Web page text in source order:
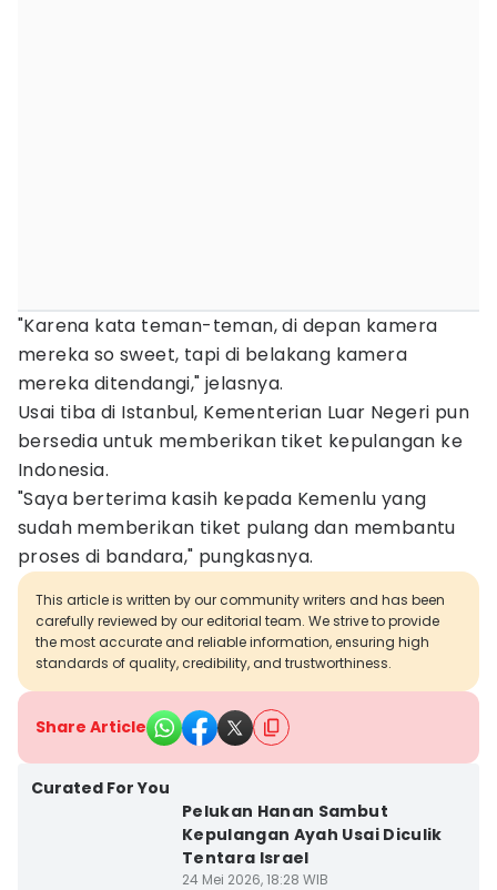
"Karena kata teman-teman, di depan kamera
mereka so sweet, tapi di belakang kamera
mereka ditendangi," jelasnya.
Usai tiba di Istanbul, Kementerian Luar Negeri pun
bersedia untuk memberikan tiket kepulangan ke
Indonesia.
"Saya berterima kasih kepada Kemenlu yang
sudah memberikan tiket pulang dan membantu
proses di bandara," pungkasnya.
This article is written by our community writers and has been
carefully reviewed by our editorial team. We strive to provide
the most accurate and reliable information, ensuring high
standards of quality, credibility, and trustworthiness.
Share Article
Curated For You
Pelukan Hanan Sambut
Kepulangan Ayah Usai Diculik
Tentara Israel
24 Mei 2026, 18:28 WIB